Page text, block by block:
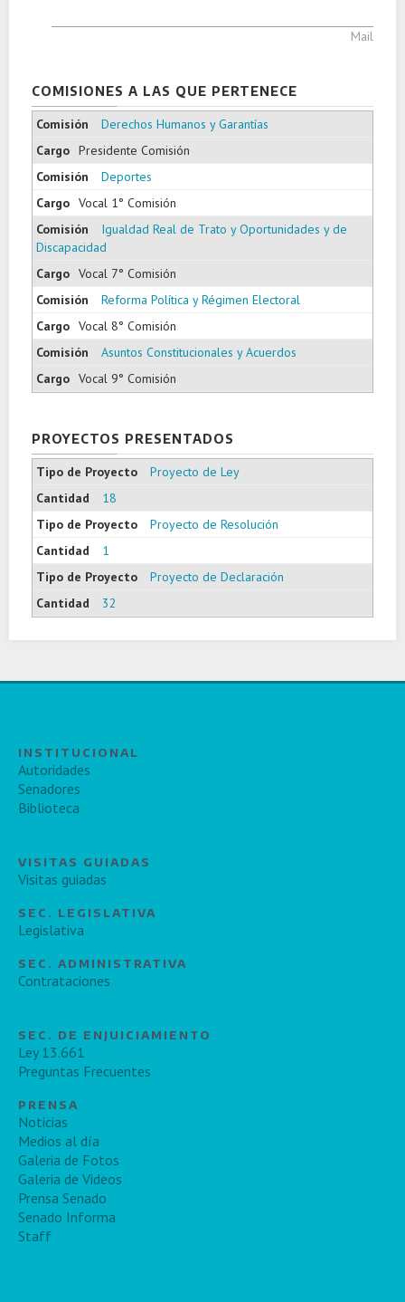
Mail
COMISIONES A LAS QUE PERTENECE
Derechos Humanos y Garantías
Presidente Comisión
Deportes
Vocal 1° Comisión
Igualdad Real de Trato y Oportunidades y de
Discapacidad
Vocal 7° Comisión
Reforma Política y Régimen Electoral
Vocal 8° Comisión
Asuntos Constitucionales y Acuerdos
Vocal 9° Comisión
PROYECTOS PRESENTADOS
Proyecto de Ley
18
Proyecto de Resolución
1
Proyecto de Declaración
32
INSTITUCIONAL
Autoridades
Senadores
Biblioteca
VISITAS GUIADAS
Visitas guiadas
SEC. LEGISLATIVA
Legislativa
SEC. ADMINISTRATIVA
Contrataciones
SEC. DE ENJUICIAMIENTO
Ley 13.661
Preguntas Frecuentes
PRENSA
Noticias
Medios al día
Galeria de Fotos
Galeria de Videos
Prensa Senado
Senado Informa
Staff